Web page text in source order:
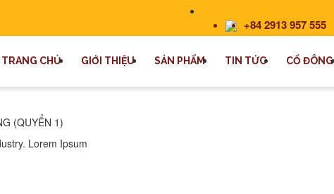
+84 2913 957 555
TRANG CHỦ GIỚI THIỆU SẢN PHẨM TIN TỨC CỔ ĐÔNG
(QUYỂN 1)
Lorem Ipsum